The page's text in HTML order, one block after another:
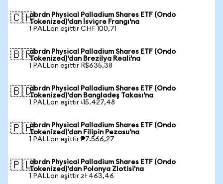
🇨🇭abrdn Physical Palladium Shares ETF (Ondo
Tokenized)'dan İsviçre Frangı'na
1 PALLon eşittir CHF 100,71
🇧🇷abrdn Physical Palladium Shares ETF (Ondo
Tokenized)'dan Brezilya Reali'na
1 PALLon eşittir R$635,38
🇧🇩abrdn Physical Palladium Shares ETF (Ondo
Tokenized)'dan Bangladeş Takası'na
1 PALLon eşittir ৳15.427,48
🇵🇭abrdn Physical Palladium Shares ETF (Ondo
Tokenized)'dan Filipin Pezosu'na
1 PALLon eşittir ₱7.566,27
🇵🇱abrdn Physical Palladium Shares ETF (Ondo
Tokenized)'dan Polonya Zlotisi'na
1 PALLon eşittir zł 463,46